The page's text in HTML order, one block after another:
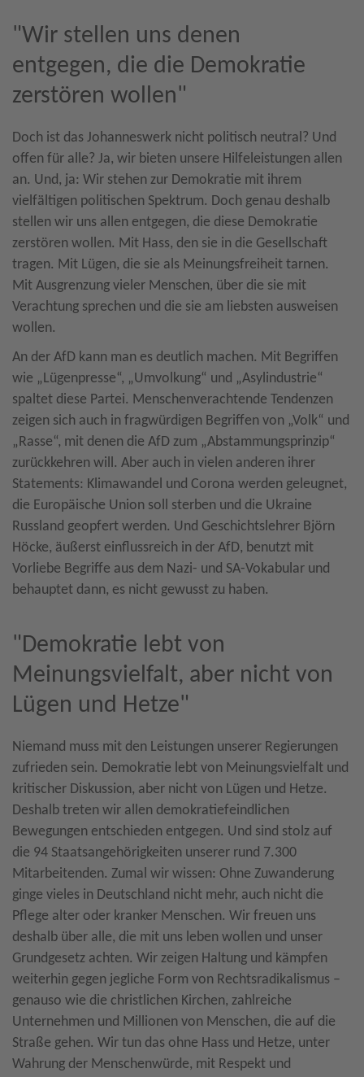
"Wir stellen uns denen
entgegen, die die Demokratie
zerstören wollen"
Doch ist das Johanneswerk nicht politisch neutral? Und
offen für alle? Ja, wir bieten unsere Hilfeleistungen allen
an. Und, ja: Wir stehen zur Demokratie mit ihrem
vielfältigen politischen Spektrum. Doch genau deshalb
stellen wir uns allen entgegen, die diese Demokratie
zerstören wollen. Mit Hass, den sie in die Gesellschaft
tragen. Mit Lügen, die sie als Meinungsfreiheit tarnen.
Mit Ausgrenzung vieler Menschen, über die sie mit
Verachtung sprechen und die sie am liebsten ausweisen
wollen.
An der AfD kann man es deutlich machen. Mit Begriffen
wie „Lügenpresse“, „Umvolkung“ und „Asylindustrie“
spaltet diese Partei. Menschenverachtende Tendenzen
zeigen sich auch in fragwürdigen Begriffen von „Volk“ und
„Rasse“, mit denen die AfD zum „Abstammungsprinzip“
zurückkehren will. Aber auch in vielen anderen ihrer
Statements: Klimawandel und Corona werden geleugnet,
die Europäische Union soll sterben und die Ukraine
Russland geopfert werden. Und Geschichtslehrer Björn
Höcke, äußerst einflussreich in der AfD, benutzt mit
Vorliebe Begriffe aus dem Nazi- und SA-Vokabular und
behauptet dann, es nicht gewusst zu haben.
"Demokratie lebt von
Meinungsvielfalt, aber nicht von
Lügen und Hetze"
Niemand muss mit den Leistungen unserer Regierungen
zufrieden sein. Demokratie lebt von Meinungsvielfalt und
kritischer Diskussion, aber nicht von Lügen und Hetze.
Deshalb treten wir allen demokratiefeindlichen
Bewegungen entschieden entgegen. Und sind stolz auf
die 94 Staatsangehörigkeiten unserer rund 7.300
Mitarbeitenden. Zumal wir wissen: Ohne Zuwanderung
ginge vieles in Deutschland nicht mehr, auch nicht die
Pflege alter oder kranker Menschen. Wir freuen uns
deshalb über alle, die mit uns leben wollen und unser
Grundgesetz achten. Wir zeigen Haltung und kämpfen
weiterhin gegen jegliche Form von Rechtsradikalismus –
genauso wie die christlichen Kirchen, zahlreiche
Unternehmen und Millionen von Menschen, die auf die
Straße gehen. Wir tun das ohne Hass und Hetze, unter
Wahrung der Menschenwürde, mit Respekt und